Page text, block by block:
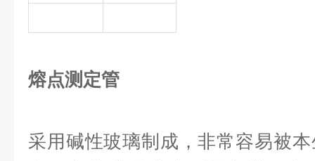
熔点测定管
采用碱性玻璃制成，非常容易被